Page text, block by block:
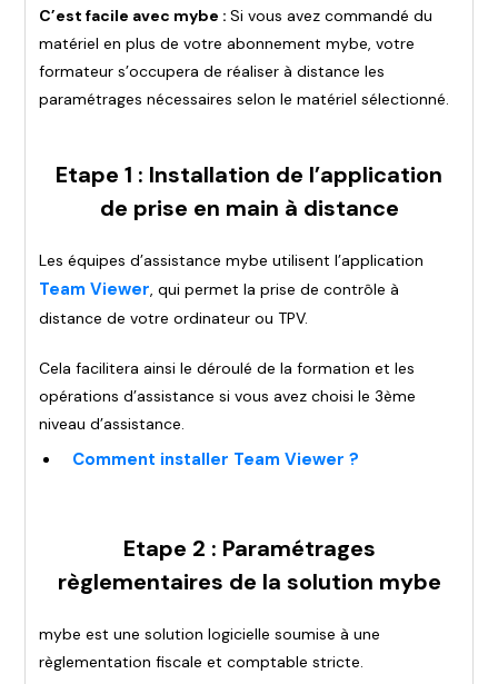
C’est facile avec mybe :Si vous avez commandé du
matériel en plus de votre abonnement mybe, votre
formateur s’occupera de réaliser à distance les
paramétrages nécessaires selon le matériel sélectionné.
Etape 1 : Installation de l’application
de prise en main à distance
Les équipes d’assistance mybe utilisent l’application
Team Viewer, qui permet la prise de contrôle à
distance de votre ordinateur ou TPV.
Cela facilitera ainsi le déroulé de la formation et les
opérations d’assistance si vous avez choisi le 3ème
niveau d’assistance.
Comment installer Team Viewer ?
Etape 2 : Paramétrages
règlementaires de la solution mybe
mybe est une solution logicielle soumise à une
règlementation fiscale et comptable stricte.